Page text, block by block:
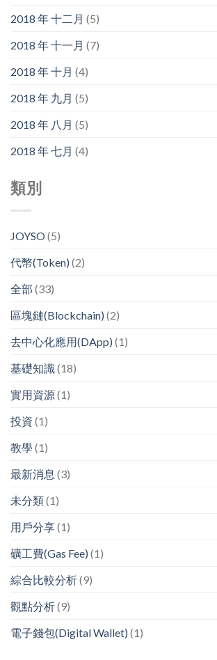
2018 年 十二月 (5)
2018 年 十一月 (7)
2018 年 十月 (4)
2018 年 九月 (5)
2018 年 八月 (5)
2018 年 七月 (4)
類別
JOYSO(5)
代幣(Token) (2)
全部 (33)
區塊鏈(Blockchain) (2)
去中心化應用(DApp) (1)
基礎知識(18)
實用資源(1)
投資 (1)
教學 (1)
最新消息 (3)
未分類(1)
用戶分享(1)
礦工費(Gas Fee) (1)
綜合比較分析(9)
觀點分析(9)
電子錢包(Digital Wallet) (1)